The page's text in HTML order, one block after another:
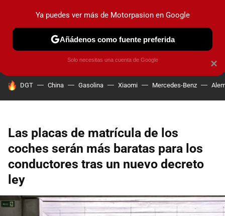
PRUEBAS COCHES ELÉCTRICOS OBSERVATORIO
HOY SE HABLA DE
DGT China Gasolina Xiaomi Mercedes-Benz
Las placas de matrícula de los
coches serán más baratas para los
conductores tras un nuevo decreto
ley
×
Ya puedes ver más de Motorpasion en Google
Añádenos como fuente preferida
Solo necesitas una cuenta de Google